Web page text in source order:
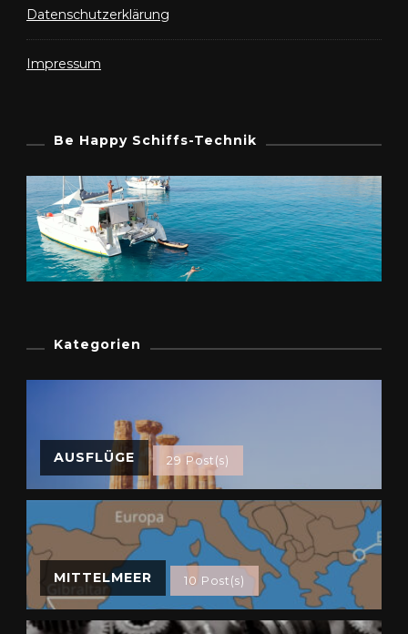
Datenschutzerklärung
Impressum
Be Happy Schiffs-Technik
Kategorien
AUSFLÜGE 29 Post(s)
MITTELMEER 10 Post(s)